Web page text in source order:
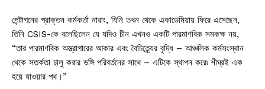
পেন্টাগনের প্রাক্তন কর্মকর্তা নারাং, যিনি তখন থেকে একাডেমিয়ায় ফিরে এসেছেন,
তিনি CSIS-কে বলেছিলেন যে যদিও চীন এখনও একটি পারমাণবিক সমকক্ষ নয়,
“তার পারমাণবিক অস্ত্রাগারের আকার এবং বৈচিত্র্যের বৃদ্ধি – আঞ্চলিক কর্মসংস্থান
থেকে সতর্কতা চালু করার ভঙ্গি পরিবর্তনের সাথে – এটিকে স্থাপন করে৷ শীঘ্রই এক
হয়ে যাওয়ার পথ।”